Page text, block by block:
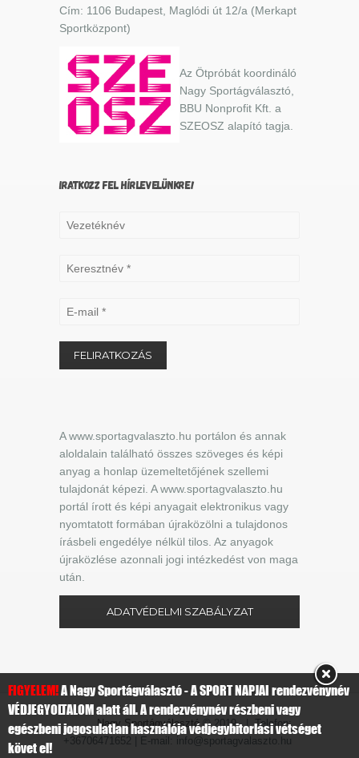
Cím: 1106 Budapest, Maglódi út 12/a (Merkapt
Sportközpont)
Az Ötpróbát koordináló
Nagy Sportágválasztó,
BBU Nonprofit Kft. a
SZEOSZ alapító tagja.
IRATKOZZ FEL HÍRLEVELÜNKRE!
A www.sportagvalaszto.hu portálon és annak
aloldalain található összes szöveges és képi
anyag a honlap üzemeltetőjének szellemi
tulajdonát képezi. A www.sportagvalaszto.hu
portál írott és képi anyagait elektronikus vagy
nyomtatott formában újraközölni a tulajdonos
írásbeli engedélye nélkül tilos. Az anyagok
újraközlése azonnali jogi intézkedést von maga
után.
ADATVÉDELMI SZABÁLYZAT
Nagy Sportágválasztó© 2019 | Telefon:
+36706471652 | E-mail: info@sportagvalaszto.hu
FIGYELEM!A Nagy Sportágválasztó - A SPORT NAPJAI rendezvénynév
VÉDJEGYOLTALOM alatt áll. A rendezvénynév részbeni vagy
egészbeni jogosulatlan használója védjegybitorlási vétséget
követ el!